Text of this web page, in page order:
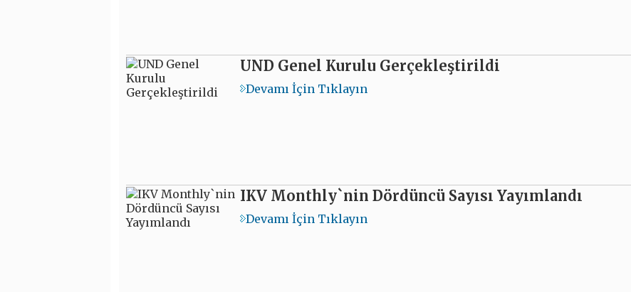
UND Genel Kurulu Gerçekleştirildi
Devamı İçin Tıklayın
IKV Monthly`nin Dördüncü Sayısı Yayımlandı
Devamı İçin Tıklayın